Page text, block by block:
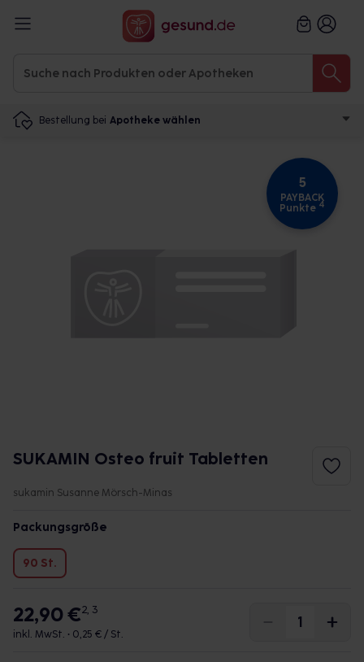
Bestellung bei Apotheke wählen
5
PAYBACK
Punkte 4
SUKAMIN Osteo fruit Tabletten
sukamin Susanne Mörsch-Minas
Packungsgröße
90 St.
22,90 €2, 3
inkl. MwSt. • 0,25 € / St.